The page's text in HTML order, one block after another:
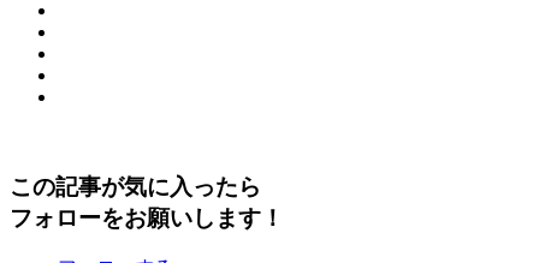
この記事が気に入ったら
フォローをお願いします！